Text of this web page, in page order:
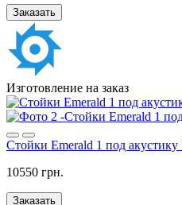
Заказать
Изготовление на заказ
Стойки Emerald 1 под акустику
10550 грн.
Заказать